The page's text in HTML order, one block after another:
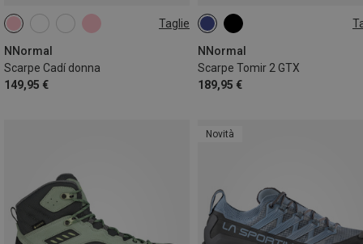
Taglie
NNormal
Scarpe Cadí donna
149,95 €
NNormal
Scarpe Tomir 2 GTX
189,95 €
Novità